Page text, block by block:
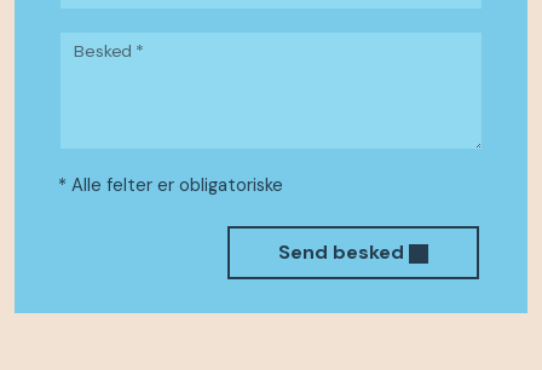
Besked *
* Alle felter er obligatoriske
Send besked